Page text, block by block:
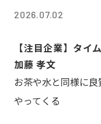
2026.07.02
【注目企業】タ
加藤 孝文
お茶や水と同様に
やってくる